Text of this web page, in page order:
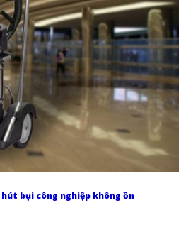
hút bụi công nghiệp không ồn